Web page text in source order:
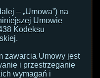
– „Umowa”) na
Umowie
Kodeksu
zawarcia Umowy jest
i przestrzeganie
wymagań i